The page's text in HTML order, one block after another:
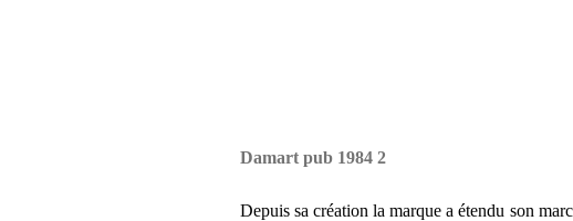
Damart pub 1984 2
Depuis sa création la marque a étendu son